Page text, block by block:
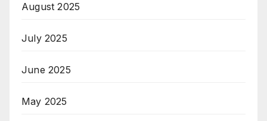
August 2025
July 2025
June 2025
May 2025